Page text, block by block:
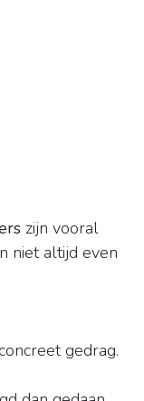
zijn vooral
niet altijd even
gedrag.